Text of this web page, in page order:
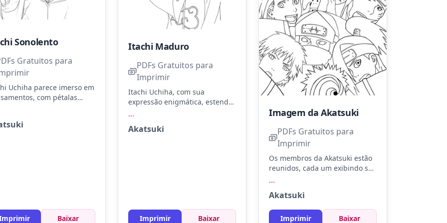
Sonolento
Gratuitos para
Uchiha parece imerso em
com pétalas
sombria.
Baixar
Itachi Maduro
PDFs Gratuitos para
Imprimir
Itachi Uchiha, com sua
expressão enigmática, estende
cinza para o manto da Akatsuki.
...
Akatsuki
Imprimir Baixar
Imagem da Akatsuki
PDFs Gratuitos para
Imprimir
Os membros da Akatsuki estão
reunidos, cada um exibindo seu
para destacar os detalhes
únicos de cada personagem.
Experimente diferentes
...
Akatsuki
Imprimir Baixar